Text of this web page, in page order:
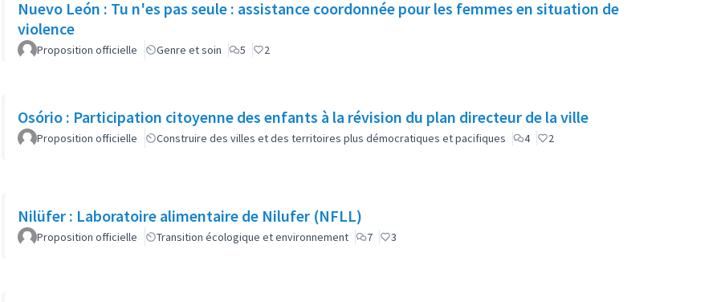
Nuevo León : Tu n'es pas seule : assistance coordonnée pour les femmes en situation de
violence
Proposition officielle Genre et soin 5 2
Osório : Participation citoyenne des enfants à la révision du plan directeur de la ville
Proposition officielle Construire des villes et des territoires plus démocratiques et pacifiques 4 2
Nilüfer : Laboratoire alimentaire de Nilufer (NFLL)
Proposition officielle Transition écologique et environnement 7 3